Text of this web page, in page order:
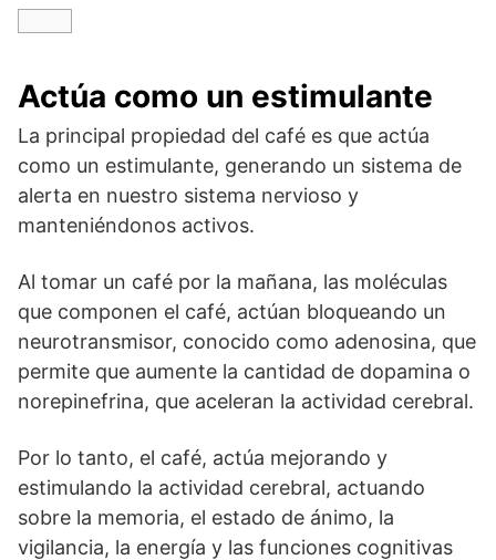
Actúa como un estimulante
La principal propiedad del café es que actúa
como un estimulante, generando un sistema de
alerta en nuestro sistema nervioso y
manteniéndonos activos.
Al tomar un café por la mañana, las moléculas
que componen el café, actúan bloqueando un
neurotransmisor, conocido como adenosina, que
permite que aumente la cantidad de dopamina o
norepinefrina, que aceleran la actividad cerebral.
Por lo tanto, el café, actúa mejorando y
estimulando la actividad cerebral, actuando
sobre la memoria, el estado de ánimo, la
vigilancia, la energía y las funciones cognitivas